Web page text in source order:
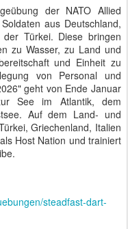
der NATO Allied
aus Deutschland,
Türkei. Diese bringen
zu Wasser, zu Land und
und Einheit zu
von Personal und
geht von Ende Januar
See im Atlantik, dem
Auf dem Land- und
Griechenland, Italien
Host Nation und trainiert
steadfast-dart-